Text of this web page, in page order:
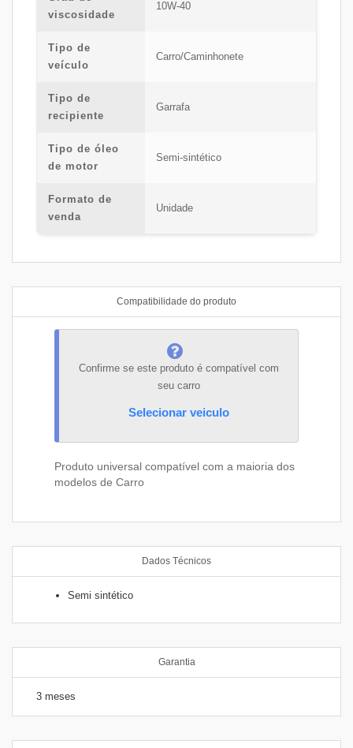
viscosidade
10W-40
Tipo de
veículo
Carro/Caminhonete
Tipo de
recipiente
Garrafa
Tipo de óleo
de motor
Semi-sintético
Formato de
venda
Unidade
Compatibilidade do produto
Confirme se este produto é compatível com
seu carro
Selecionar veiculo
Produto universal compatível com a maioria dos
modelos de Carro
Dados Técnicos
Semi sintético
Garantia
3 meses